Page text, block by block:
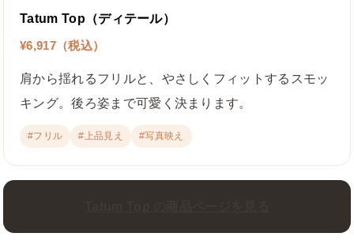
Tatum Top（ディテール）
¥6,917（税込）
肩から揺れるフリルと、やさしくフィットするスモッ
キング。後ろ姿まで可愛く決まります。
#フリル #上品見え #写真映え